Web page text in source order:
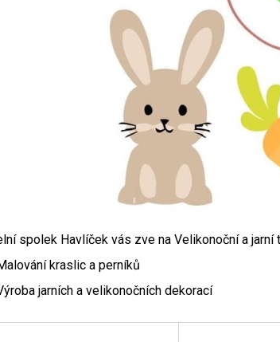
spolek Havlíček vás zve na Velikonoční a
kraslic a perníků
jarních a velikonočních dekorací